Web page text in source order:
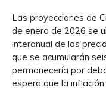
Las proyecciones de
de enero de 2026 se
interanual de los
que se acumularán
permanecería por
espera que la